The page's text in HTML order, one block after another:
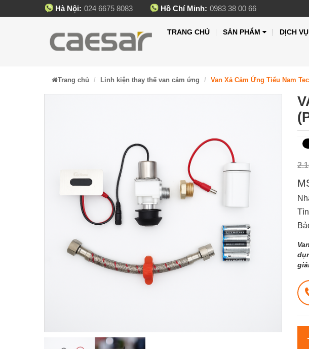
Hà Nội: 024 6675 8083 Hồ Chí Minh: 0983 38 00 66
TRANG CHỦ SẢN PHẨM DỊCH VỤ
Trang chủ Linh kiện thay thế van cảm ứng Van Xả Cảm Ứng Tiểu Nam